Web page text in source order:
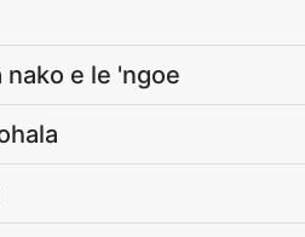
e le 'ngoe